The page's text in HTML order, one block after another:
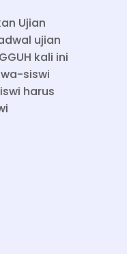
Ujian
ujian
kali ini
siswi
harus